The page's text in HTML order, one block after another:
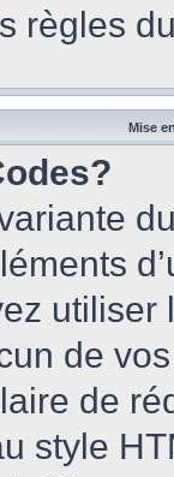
règles
Mise
de
de
style